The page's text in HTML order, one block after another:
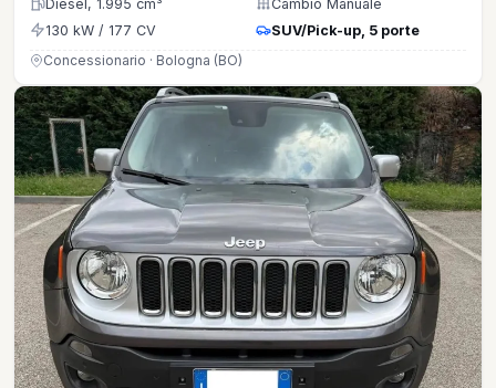
Diesel, 1.995 cm³
Cambio Manuale
130 kW / 177 CV
SUV/Pick-up, 5 porte
Concessionario · Bologna (BO)